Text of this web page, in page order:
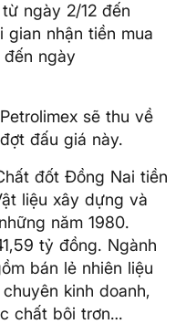
ngày 2/12 đến
gian nhận tiền mua
ngày
sẽ thu về
đấu giá này.
đốt Đồng Nai tiền
liệu xây dựng và
năm 1980.
tỷ đồng. Ngành
bán lẻ nhiên liệu
kinh doanh,
chất bôi trơn…